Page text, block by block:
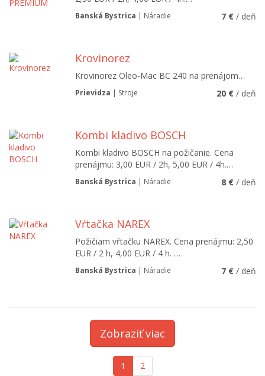
7 € / deň
Banská Bystrica | Náradie
Krovinorez
Krovinorez Oleo-Mac BC 240 na prenájom…
20 € / deň
Prievidza | Stroje
Kombi kladivo BOSCH
Kombi kladivo BOSCH na požičanie. Cena
prenájmu: 3,00 EUR / 2h, 5,00 EUR / 4h.…
8 € / deň
Banská Bystrica | Náradie
Vŕtačka NAREX
Požičiam vŕtačku NAREX. Cena prenájmu: 2,50
EUR / 2 h, 4,00 EUR / 4 h. …
7 € / deň
Banská Bystrica | Náradie
Zobraziť viac
1 2